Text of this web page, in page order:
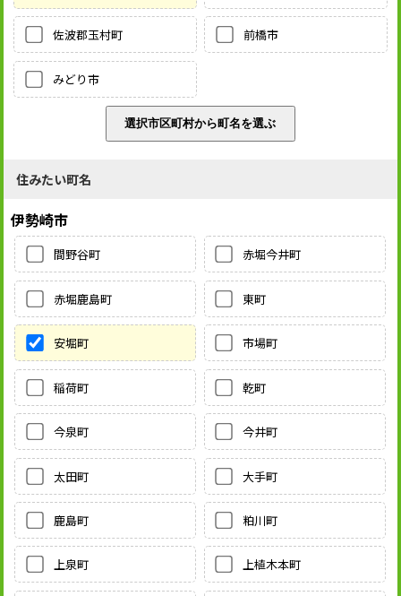
佐波郡玉村町 前橋市
みどり市
住みたい町名
伊勢崎市
間野谷町 赤堀今井町
赤堀鹿島町 東町
安堀町 市場町
稲荷町 乾町
今泉町 今井町
太田町 大手町
鹿島町 粕川町
上泉町 上植木本町